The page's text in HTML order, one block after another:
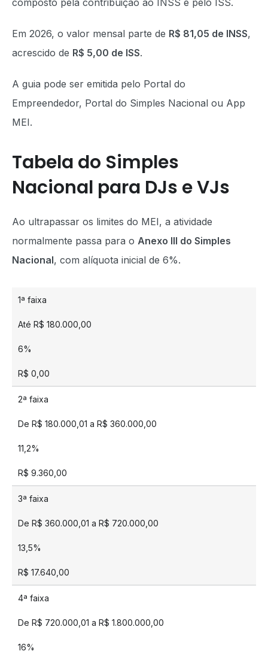
composto pela contribuição ao INSS e pelo ISS.
Em 2026, o valor mensal parte de R$ 81,05 de INSS,
acrescido de R$ 5,00 de ISS.
A guia pode ser emitida pelo Portal do
Empreendedor, Portal do Simples Nacional ou App
MEI.
Tabela do Simples
Nacional para DJs e VJs
Ao ultrapassar os limites do MEI, a atividade
normalmente passa para o Anexo III do Simples
Nacional, com alíquota inicial de 6%.
1ª faixa
Até R$ 180.000,00
6%
R$ 0,00
2ª faixa
De R$ 180.000,01 a R$ 360.000,00
11,2%
R$ 9.360,00
3ª faixa
De R$ 360.000,01 a R$ 720.000,00
13,5%
R$ 17.640,00
4ª faixa
De R$ 720.000,01 a R$ 1.800.000,00
16%